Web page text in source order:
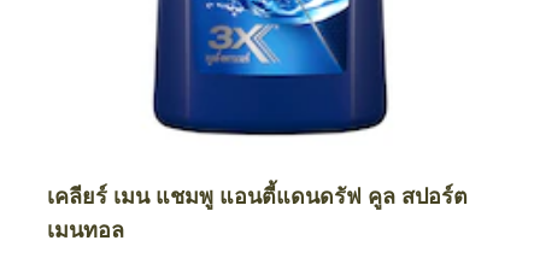
เคลียร์ เมน แชมพู แอนตี้แดนดรัฟ คูล สปอร์ต
เมนทอล